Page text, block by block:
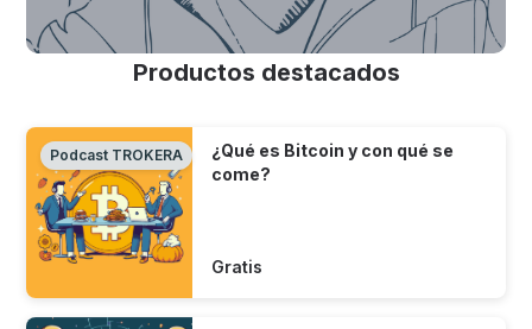
Productos destacados
Podcast TROKERA
¿Qué es Bitcoin y con qué se
come?
Gratis